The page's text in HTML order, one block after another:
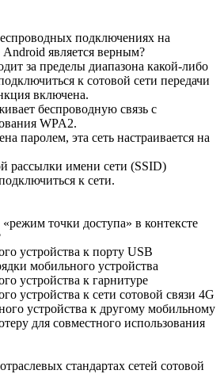
подключениях на
является верным?
за пределы диапазона какой-либо
к сотовой сети передачи
включена.
беспроводную связь с
WPA2.
паролем, эта сеть настраивается на
рассылки имени сети (SSID)
к сети.
точки доступа» в контексте
устройства к порту USB
мобильного устройства
устройства к гарнитуре
устройства к сети сотовой связи 4G
устройства к другому мобильному
для совместного использования
стандартах сетей сотовой